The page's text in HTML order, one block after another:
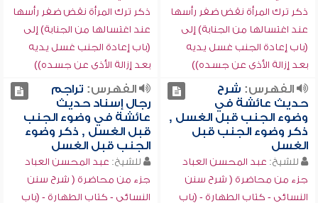
ذكر ترك المرأة نقض ضفر رأسها
عند اغتسالها من الجنابة) إلى
(باب إعادة الجنب غسل يديه
بعد إزالة الأذى عن جسده))
ذكر ترك المرأة نقض ضفر رأسها
عند اغتسالها من الجنابة) إلى
(باب إعادة الجنب غسل يديه
بعد إزالة الأذى عن جسده))
الفهرس: شرح
حديث عائشة في
وضوء الجنب قبل الغسل ,
ذكر وضوء الجنب قبل
الغسل
للشيخ: عبد المحسن العباد
جزء من محاضرة ( شرح سنن
النسائي - كتاب الطهارة - (باب
الفهرس: تراجم
رجال إسناد حديث
عائشة في وضوء الجنب
قبل الغسل , ذكر وضوء
الجنب قبل الغسل
للشيخ: عبد المحسن العباد
جزء من محاضرة ( شرح سنن
النسائي - كتاب الطهارة - (باب